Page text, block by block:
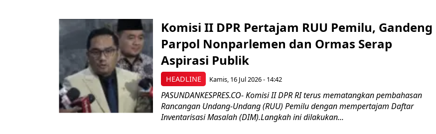
HEADLINE
Komisi II DPR Pertajam RUU Pemilu, Gandeng
Parpol Nonparlemen dan Ormas Serap
Aspirasi Publik
Kamis, 16 Jul 2026 - 14:42
PASUNDANKESPRES.CO- Komisi II DPR RI terus mematangkan pembahasan
Rancangan Undang-Undang (RUU) Pemilu dengan mempertajam Daftar
Inventarisasi Masalah (DIM).Langkah ini dilakukan...